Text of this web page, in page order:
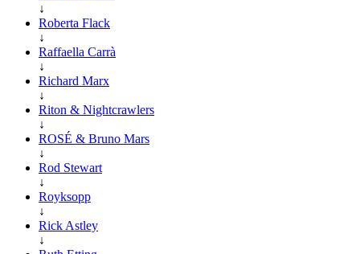
↓
Roberta Flack
↓
Raffaella Carrà
↓
Richard Marx
↓
Riton & Nightcrawlers
↓
ROSÉ & Bruno Mars
↓
Rod Stewart
↓
Royksopp
↓
Rick Astley
↓